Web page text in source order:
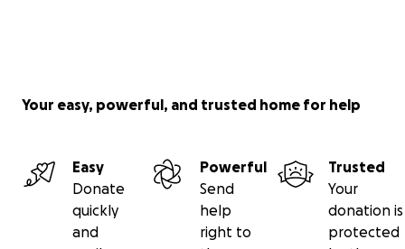
Une équipe, un projet, une collecte de fonds
L’équipe de l’Institut ouïghour d’Europe (IODE)
cette collecte de fonds.
Qui sommes nous ?
Your easy, powerful, and trusted home for help
Easy
Donate
quickly
and
Powerful
Send
help
right to
Trusted
Your
donation is
protected